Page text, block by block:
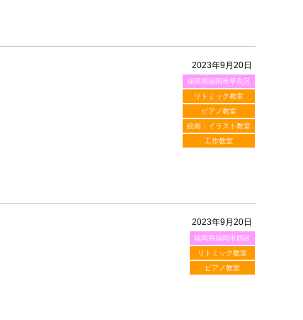
2023年9月20日
福岡県福岡市早良区
リトミック教室
ピアノ教室
絵画・イラスト教室
工作教室
2023年9月20日
福岡県福岡市西区
リトミック教室
ピアノ教室